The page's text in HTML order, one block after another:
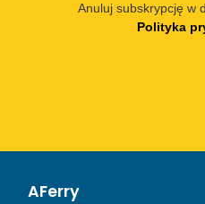
Anuluj subskrypcję w
Polityka
AFerry